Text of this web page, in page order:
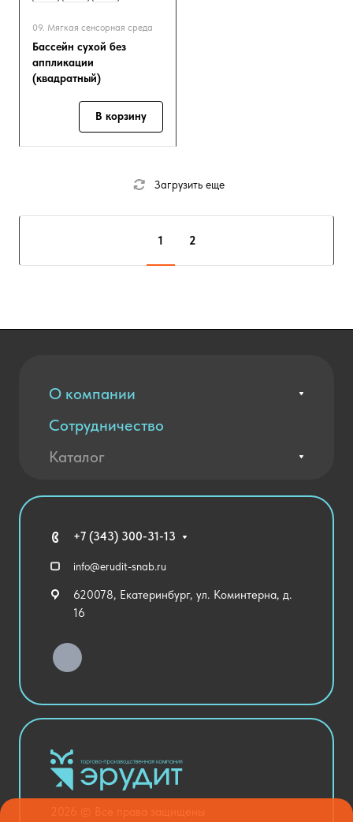
09. Мягкая сенсорная среда
Бассейн сухой без
аппликации
(квадратный)
В корзину
Загрузить еще
1 2
О компании
Вакансии
Контакты
Благодарственные письма
Сотрудничество
Оплата и доставка
Каталог
Технические средства обучения
Спортивный зал
Уличное оборудование
Хозяйственные Товары
Столовая и пищеблок
Оснащение кабинетов
Медицинский кабинет
Товары для строительства и ремонта
+7 (343) 300-31-13
info@erudit-snab.ru
620078, Екатеринбург, ул. Коминтерна, д.
16